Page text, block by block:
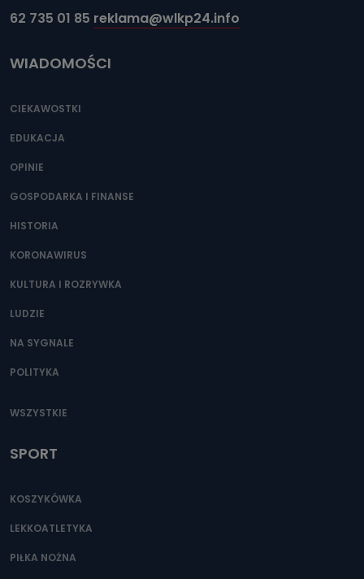
62 735 01 85 reklama@wlkp24.info
WIADOMOŚCI
CIEKAWOSTKI
EDUKACJA
OPINIE
GOSPODARKA I FINANSE
HISTORIA
KORONAWIRUS
KULTURA I ROZRYWKA
LUDZIE
NA SYGNALE
POLITYKA
WSZYSTKIE
SPORT
KOSZYKÓWKA
LEKKOATLETYKA
PIŁKA NOŻNA